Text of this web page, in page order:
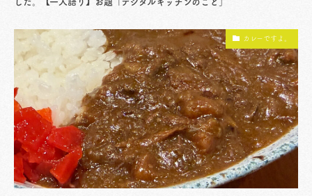
カレーですよ。